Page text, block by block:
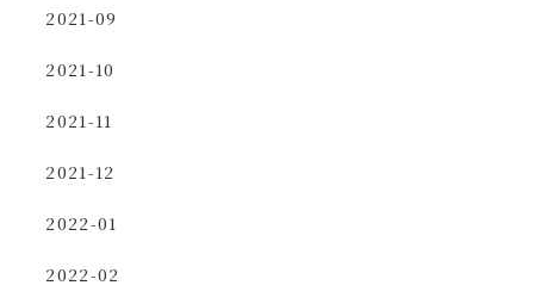
2021-09
2021-10
2021-11
2021-12
2022-01
2022-02